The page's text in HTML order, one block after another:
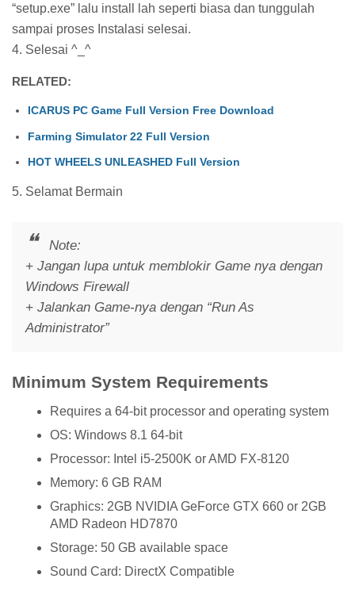
“setup.exe” lalu install lah seperti biasa dan tunggulah
sampai proses Instalasi selesai.
4. Selesai ^_^
RELATED:
ICARUS PC Game Full Version Free Download
Farming Simulator 22 Full Version
HOT WHEELS UNLEASHED Full Version
5. Selamat Bermain
Note:
+ Jangan lupa untuk memblokir Game nya dengan
Windows Firewall
+ Jalankan Game-nya dengan “Run As
Administrator”
Minimum System Requirements
Requires a 64-bit processor and operating system
OS: Windows 8.1 64-bit
Processor: Intel i5-2500K or AMD FX-8120
Memory: 6 GB RAM
Graphics: 2GB NVIDIA GeForce GTX 660 or 2GB
AMD Radeon HD7870
Storage: 50 GB available space
Sound Card: DirectX Compatible